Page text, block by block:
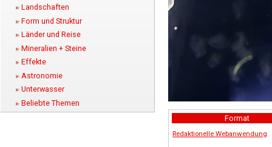
Landschaften
Form und Struktur
Länder und Reise
Mineralien + Steine
Effekte
Astronomie
Unterwasser
Beliebte Themen
Format
Redaktionelle Webanwendung